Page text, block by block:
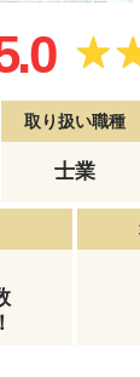
取り扱い職種
士業
！